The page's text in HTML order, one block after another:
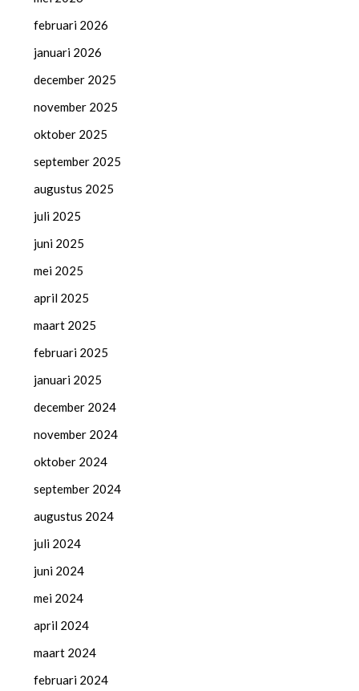
februari 2026
januari 2026
december 2025
november 2025
oktober 2025
september 2025
augustus 2025
juli 2025
juni 2025
mei 2025
april 2025
maart 2025
februari 2025
januari 2025
december 2024
november 2024
oktober 2024
september 2024
augustus 2024
juli 2024
juni 2024
mei 2024
april 2024
maart 2024
februari 2024